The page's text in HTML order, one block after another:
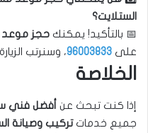
الستلايت؟
📅 بالتأكيد! يمكنك حجز
على 96003833، وسنرتب
الخلاصة
إذا كنت تبحث عن أفضل فني
جميع خدماتتركيب وصيانة